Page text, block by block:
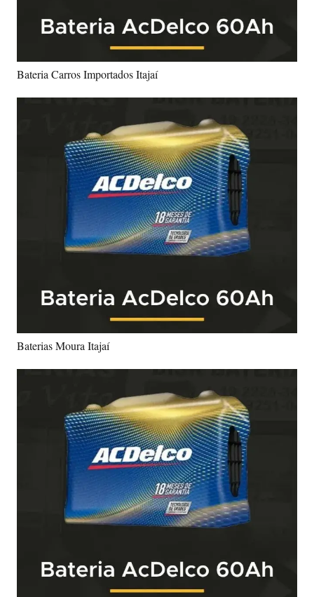
Bateria Carros Importados Itajaí
Baterias Moura Itajaí